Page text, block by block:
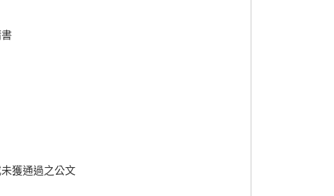
獲通過之公文